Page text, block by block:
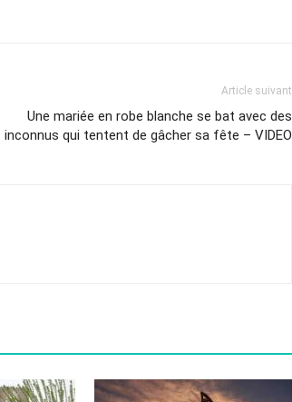
Article suivant
Une mariée en robe blanche se bat avec des
inconnus qui tentent de gâcher sa fête – VIDEO